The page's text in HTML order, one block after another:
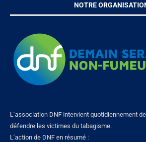
NOTRE
L’association DNF intervient quotidiennement
défendre les victimes du tabagisme.
L’action de DNF en résumé :